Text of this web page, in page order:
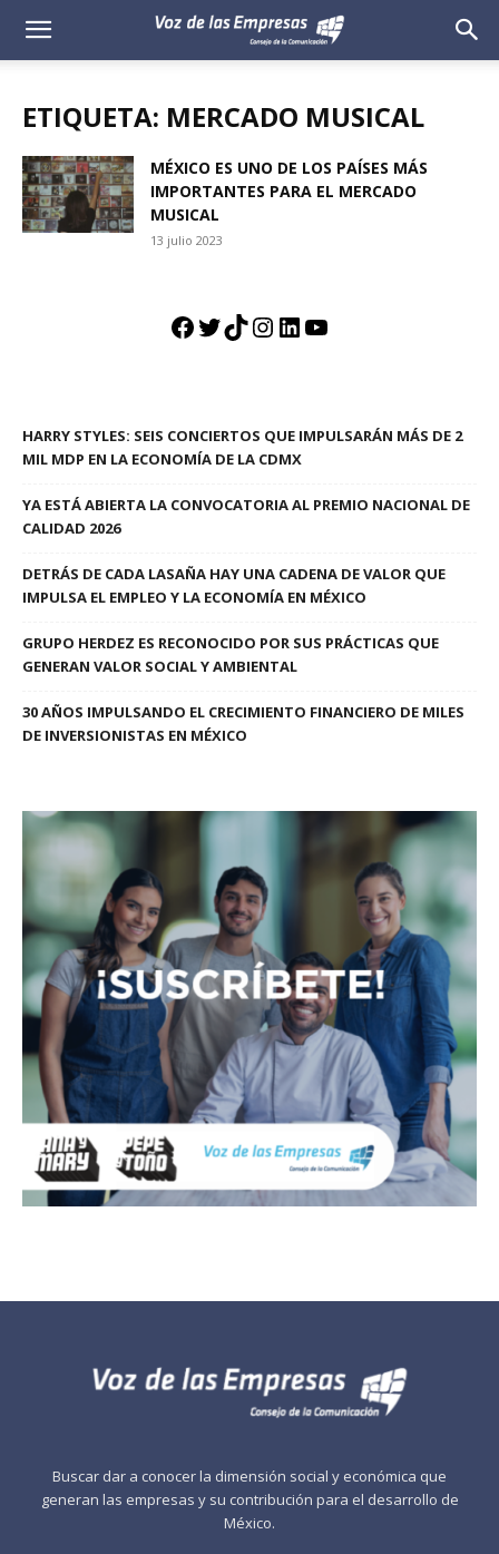
Voz
Empresas
ETIQUETA: MERCADO MUSICAL
MÉXICO ES UNO DE LOS PAÍSES MÁS
IMPORTANTES PARA EL MERCADO
MUSICAL
13 julio 2023
Facebook
Twitter
TikTok
Instagram
LinkedIn
YouTube
HARRY STYLES: SEIS CONCIERTOS QUE IMPULSARÁN MÁS DE 2
MIL MDP EN LA ECONOMÍA DE LA CDMX
YA ESTÁ ABIERTA LA CONVOCATORIA AL PREMIO NACIONAL DE
CALIDAD 2026
DETRÁS DE CADA LASAÑA HAY UNA CADENA DE VALOR QUE
IMPULSA EL EMPLEO Y LA ECONOMÍA EN MÉXICO
GRUPO HERDEZ ES RECONOCIDO POR SUS PRÁCTICAS QUE
GENERAN VALOR SOCIAL Y AMBIENTAL
30 AÑOS IMPULSANDO EL CRECIMIENTO FINANCIERO DE MILES
DE INVERSIONISTAS EN MÉXICO
Buscar dar a conocer la dimensión social y económica que
generan las empresas y su contribución para el desarrollo de
México.